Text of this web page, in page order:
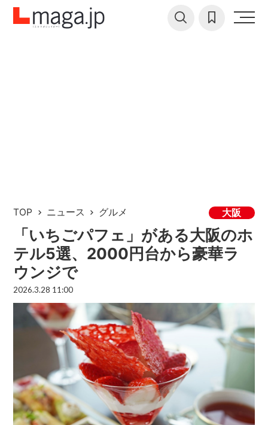
TOP ニュース グルメ 大阪
「いちごパフェ」がある大阪のホ
テル5選、2000円台から豪華ラ
ウンジで
2026.3.28 11:00